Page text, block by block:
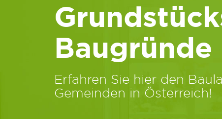
Baugründe
Erfahren Sie hier den
Gemeinden in Österreich!